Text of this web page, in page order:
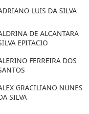
LUIS DA SILVA
DE ALCANTARA
EPITACIO
FERREIRA DOS
GRACILIANO NUNES
SILVA